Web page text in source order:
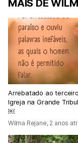
MAIS DE
Arrebatado ao
Igreja na Grande
￼
Wilma Rejane, 2 anos